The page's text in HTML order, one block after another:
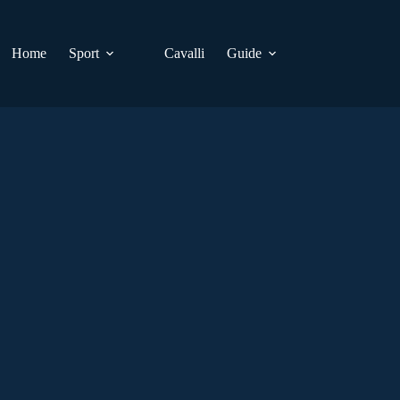
Home
Sport Cavalli Guide